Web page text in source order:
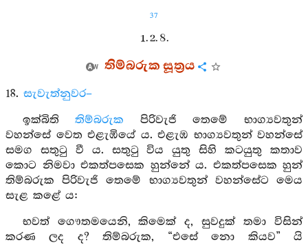
37
1. 2. 8.
තිම්බරුක සූත්‍රය
18. සැවැත්නුවර–
ඉක්බිතිතිම්බරුක පිරිවැජි තෙමේ භාග්‍යවතුන්
වහන්සේ වෙත එළැඹියේ ය. එළැඹ භාග්‍යවතුන් වහන්සේ
සමග සතුටු වී ය. සතුටු විය යුතු සිහි කටයුතු කතාව
කොට නිමවා එකත්පසෙක හුන්නේ ය. එකත්පසෙක හුන්
තිම්බරුක පිරිවැජි තෙමේ භාග්‍යවතුන් වහන්සේට මෙය
සැළ කළේ ය:
භවත් ගෞතමයෙනි, කිමෙක් ද, සුවදුක් තමා විසින්
කරණ ලද ද? තිම්බරුක, “එසේ නො කියව” යි